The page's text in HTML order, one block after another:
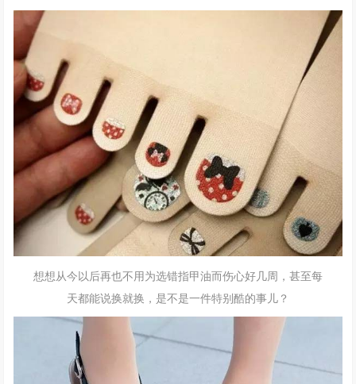
想想从今以后再也不用为选错指甲油而伤心好几周，甚至每
天都能说换就换，是不是一件特别酷的事儿？